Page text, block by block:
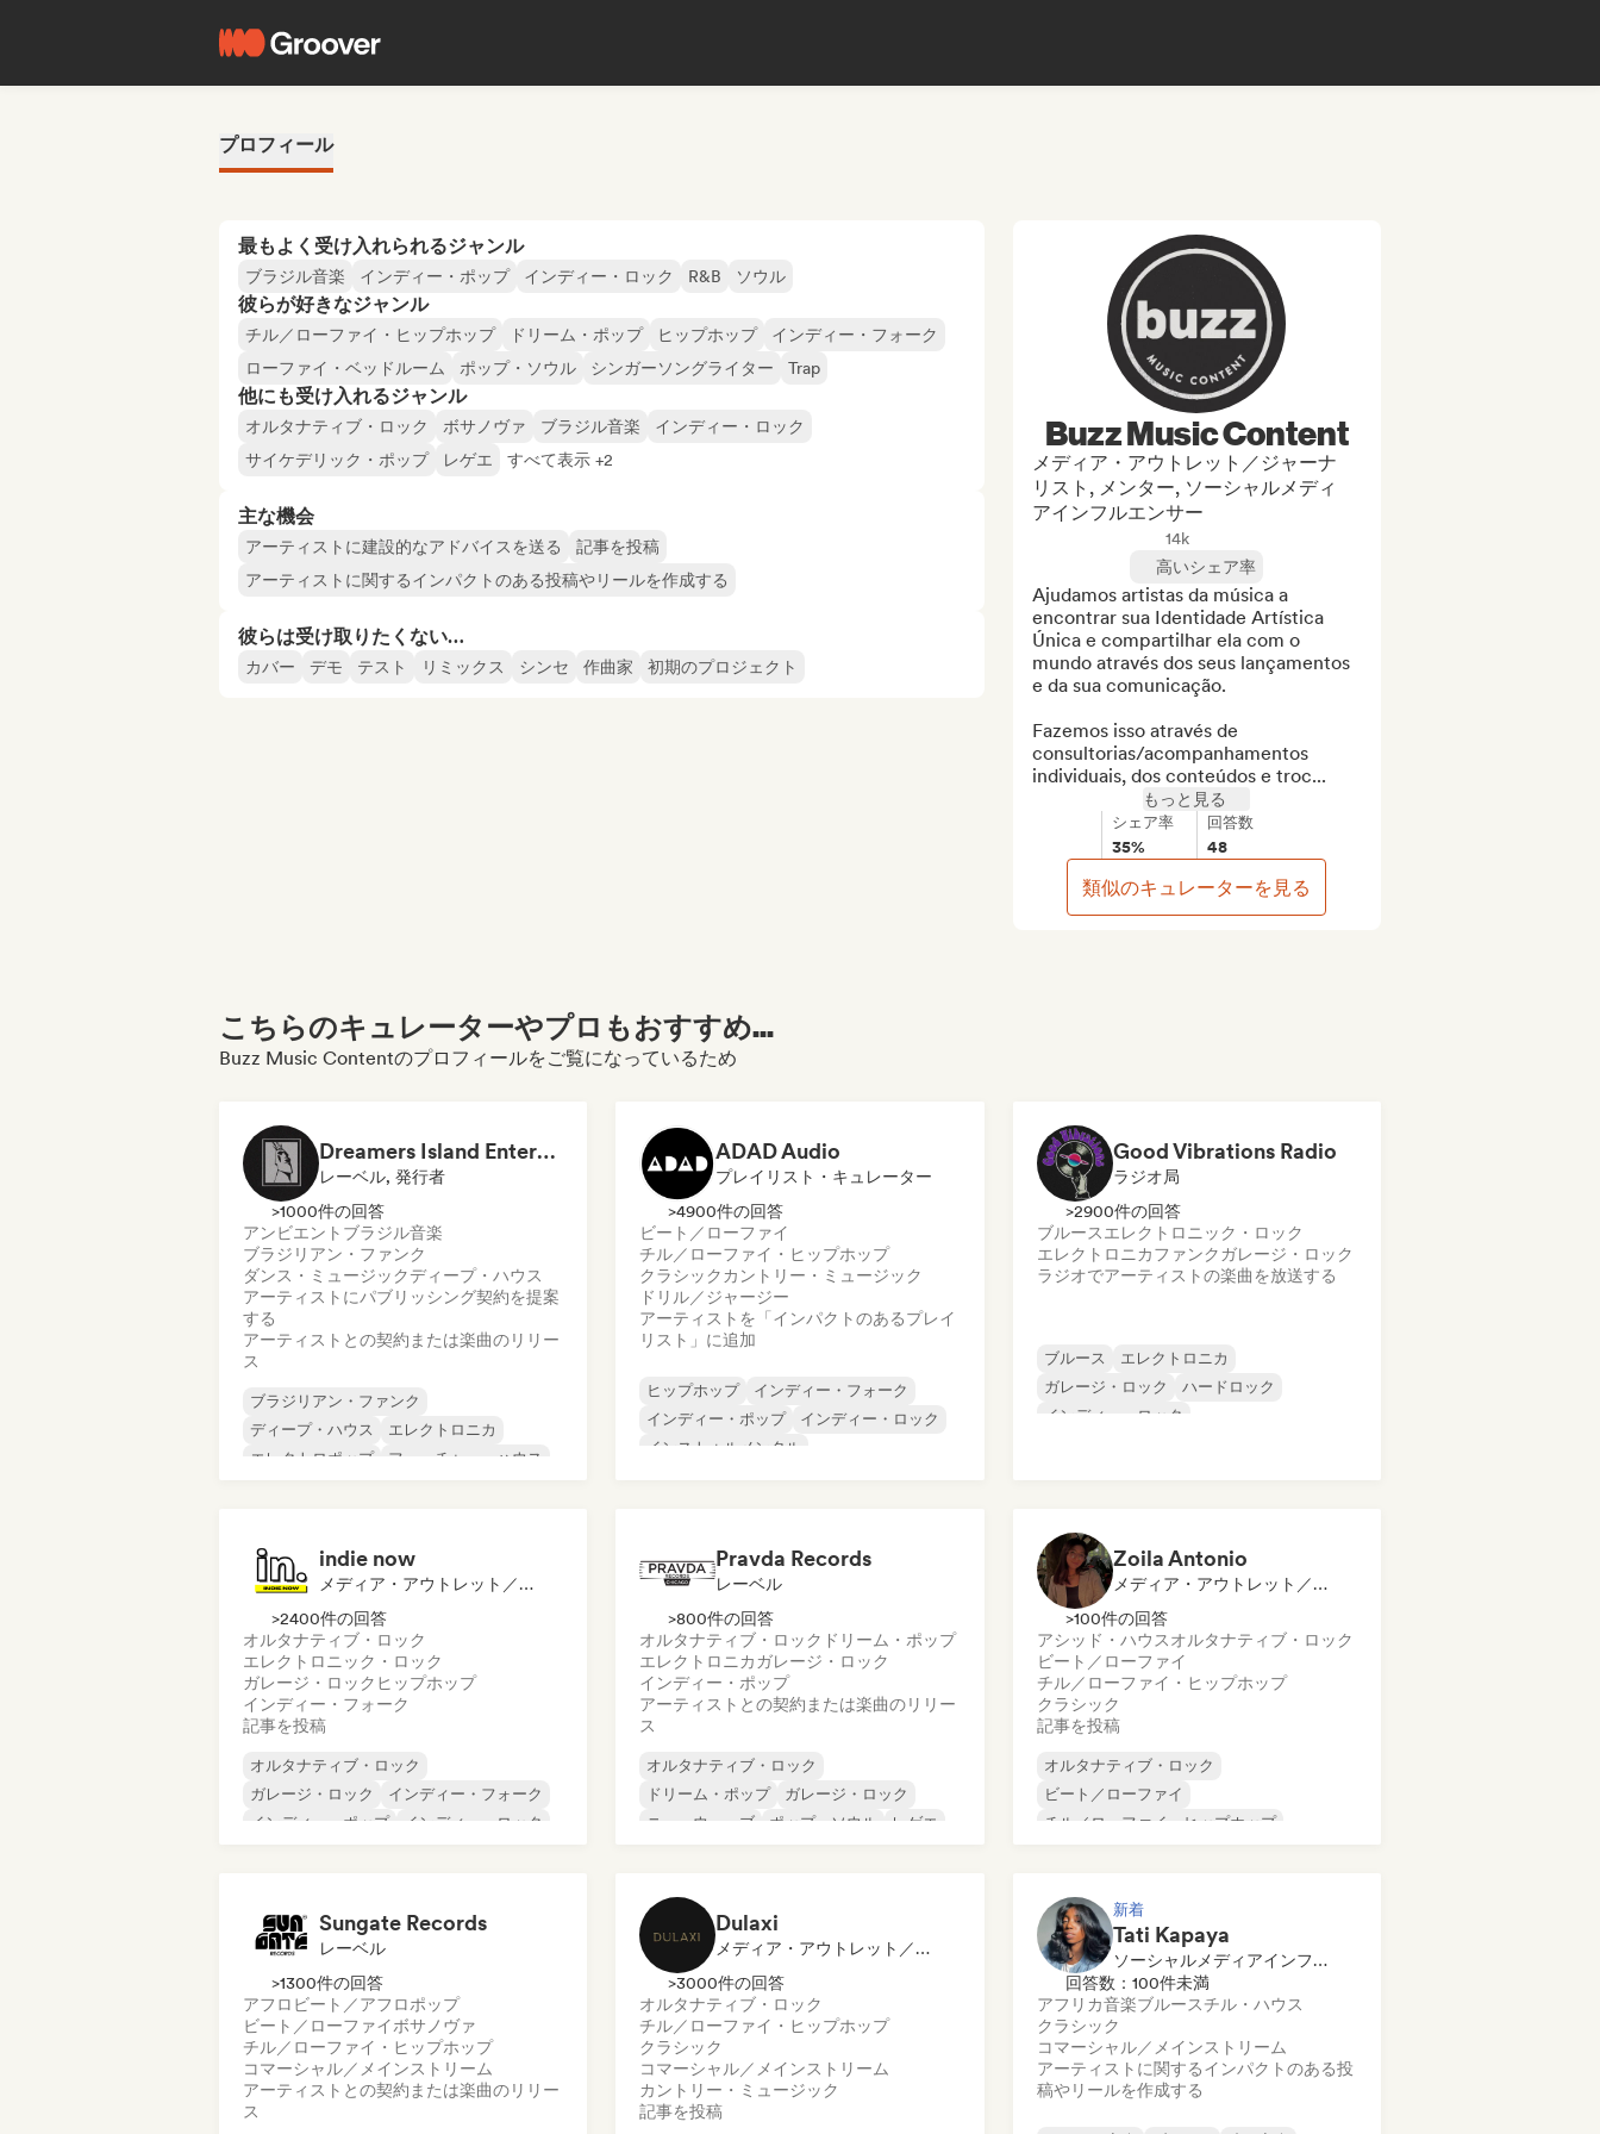
プロフィール
最もよく受け入れられるジャンル
ブラジル音楽 インディー・ポップ インディー・ロック R&B ソウル
彼らが好きなジャンル
チル／ローファイ・ヒップホップ ドリーム・ポップ ヒップホップ
インディー・フォーク
ローファイ・ベッドルーム
ポップ・ソウル シンガーソングライター Trap
他にも受け入れるジャンル
オルタナティブ・ロック ボサノヴァ ブラジル音楽
インディー・ロック
サイケデリック・ポップ
レゲエ すべて表示 +2
主な機会
アーティストに建設的なアドバイスを送る
記事を投稿
アーティストに関するインパクトのある投稿やリールを作成する
彼らは受け取りたくない…
カバー デモ テスト リミックス シンセ 作曲家 初期のプロジェクト
Buzz Music Content
メディア・アウトレット／ジャーナ
リスト, メンター, ソーシャルメディ
アインフルエンサー
14k
高いシェア率
Ajudamos artistas da música a
encontrar sua Identidade Artística
Única e compartilhar ela com o
mundo através dos seus lançamentos
e da sua comunicação.
Fazemos isso através de
consultorias/acompanhamentos
individuais, dos conteúdos e troc...
もっと見る
シェア率
35%
回答数
48
類似のキュレーターを見る
こちらのキュレーターやプロもおすすめ...
Buzz Music Contentのプロフィールをご覧になっているため
Dreamers Island Entertainment
レーベル, 発行者
>1000件の回答
アンビエント ブラジル音楽
ブラジリアン・ファンク
ダンス・ミュージックディープ・ハウス
アーティストにパブリッシング契約を提案
する
アーティストとの契約または楽曲のリリー
ス
ブラジリアン・ファンク
ディープ・ハウス
エレクトロニカ
エレクトロポップ
フューチャー・ハウス
ADAD Audio
プレイリスト・キュレーター
>4900件の回答
ビート／ローファイ
チル／ローファイ・ヒップホップ
クラシック カントリー・ミュージック
ドリル／ジャージー
アーティストを「インパクトのあるプレイ
リスト」に追加
ヒップホップ
インディー・フォーク
インディー・ポップ
インディー・ロック
インストゥルメンタル
Good Vibrations Radio
ラジオ局
>2900件の回答
ブルースエレクトロニック・ロック
エレクトロニカファンクガレージ・ロック
ラジオでアーティストの楽曲を放送する
ブルース
エレクトロニカ
ガレージ・ロック
ハードロック
インディー・ロック
indie now
メディア・アウトレット／ジャーナリスト
>2400件の回答
オルタナティブ・ロック
エレクトロニック・ロック
ガレージ・ロック ヒップホップ
インディー・フォーク
記事を投稿
オルタナティブ・ロック
ガレージ・ロック
インディー・フォーク
インディー・ポップ
インディー・ロック
Pravda Records
レーベル
>800件の回答
オルタナティブ・ロック ドリーム・ポップ
エレクトロニカガレージ・ロック
インディー・ポップ
アーティストとの契約または楽曲のリリー
ス
オルタナティブ・ロック
ドリーム・ポップ
ガレージ・ロック
ニューウェーブ
ポップ・ソウル
レゲエ
Zoila Antonio
メディア・アウトレット／ジャーナリスト
>100件の回答
アシッド・ハウスオルタナティブ・ロック
ビート／ローファイ
チル／ローファイ・ヒップホップ
クラシック
記事を投稿
オルタナティブ・ロック
ビート／ローファイ
チル／ローファイ・ヒップホップ
ドリーム・ポップ
Sungate Records
レーベル
>1300件の回答
アフロビート／アフロポップ
ビート／ローファイボサノヴァ
チル／ローファイ・ヒップホップ
コマーシャル／メインストリーム
アーティストとの契約または楽曲のリリー
ス
Dulaxi
メディア・アウトレット／ジャーナリスト
>3000件の回答
オルタナティブ・ロック
チル／ローファイ・ヒップホップ
クラシック
コマーシャル／メインストリーム
カントリー・ミュージック
記事を投稿
新着
Tati Kapaya
ソーシャルメディアインフルエンサー
回答数：100件未満
アフリカ音楽ブルースチル・ハウス
クラシック
コマーシャル／メインストリーム
アーティストに関するインパクトのある投
稿やリールを作成する